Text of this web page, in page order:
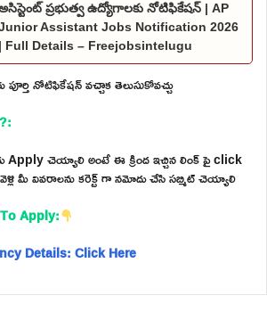
ప్రభుత్వ ఉద్యోగాలకు నోటిఫికేషన్ | AP
Assistant Jobs Notification 2026
| Full Details – Freejobsintelugu
నోటిఫికేషన్ వచ్చాక తెలుసుకోవచ్చు
Apply చెయ్యాలి అంటే ఈ క్రింద ఇచ్చిన లింక్ పై click
మీ వివరాలను కరెక్ట్ గా నమోదు చేసి సబ్మిట్ చెయ్యాలి
Apply:
Details: Click Here